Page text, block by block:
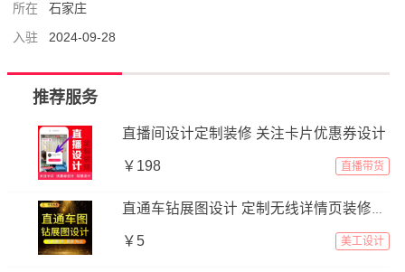
所在
石家庄
入驻
2024-09-28
推荐服务
直播间设计定制装修 关注卡片优惠券设计
￥198 直播带货
直通车钻展图设计 定制无线详情页装修设计
￥5 美工设计